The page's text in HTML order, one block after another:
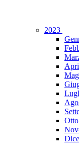
2023